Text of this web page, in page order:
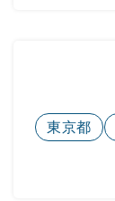
東京都